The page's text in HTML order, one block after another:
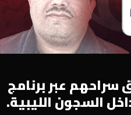
سراحهم عبر برنامج
السجون الليبية.